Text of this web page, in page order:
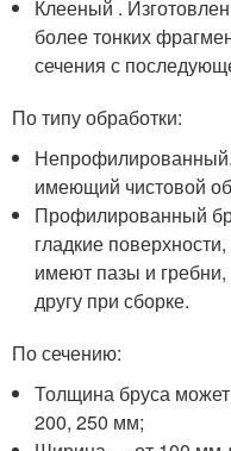
Клееный .
более тонких
сечения с
По типу обработки:
имеющий чистовой
Профилированный
гладкие
имеют пазы и
другу при сборке.
По сечению:
Толщина бруса
200, 250 мм;